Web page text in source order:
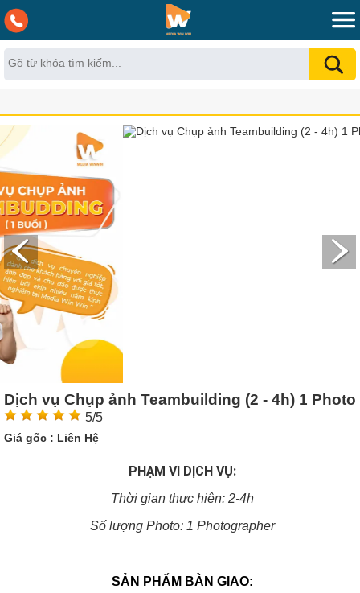
Dịch vụ Chụp ảnh Teambuilding (2 - 4h) 1 Photo
5/5
Giá gốc : Liên Hệ
PHẠM VI DỊCH VỤ:
Thời gian thực hiện: 2-4h
Số lượng Photo: 1 Photographer
SẢN PHẨM BÀN GIAO: